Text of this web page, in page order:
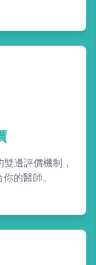
邊評價機制，
的醫師。